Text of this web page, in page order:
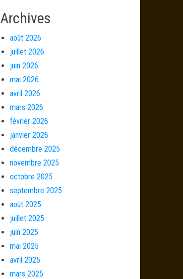
Archives
août 2026
juillet 2026
juin 2026
mai 2026
avril 2026
mars 2026
février 2026
janvier 2026
décembre 2025
novembre 2025
octobre 2025
septembre 2025
août 2025
juillet 2025
juin 2025
mai 2025
avril 2025
mars 2025